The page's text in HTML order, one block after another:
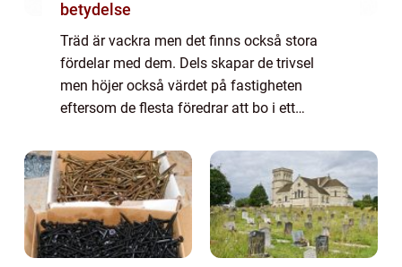
betydelse
Träd är vackra men det finns också stora
fördelar med dem. Dels skapar de trivsel
men höjer också värdet på fastigheten
eftersom de flesta föredrar att bo i ett
vissa praktiska fördelar som att de skyddar
både ...